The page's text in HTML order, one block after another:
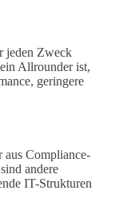
jeden Zweck
Allrounder ist,
geringere
aus Compliance-
andere
IT-Strukturen